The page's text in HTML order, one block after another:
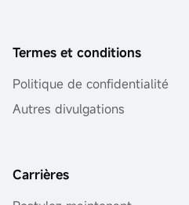
Termes et conditions
Politique de confidentialité
Autres divulgations
Carrières